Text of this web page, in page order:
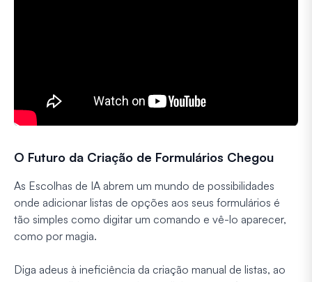
O Futuro da Criação de Formulários Chegou
As Escolhas de IA abrem um mundo de possibilidades
onde adicionar listas de opções aos seus formulários é
tão simples como digitar um comando e vê-lo aparecer,
como por magia.
Diga adeus à ineficiência da criação manual de listas, ao